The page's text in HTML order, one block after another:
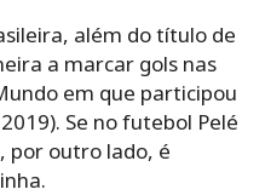
além do título de
a marcar gols nas
em que participou
Se no futebol Pelé
por outro lado, é